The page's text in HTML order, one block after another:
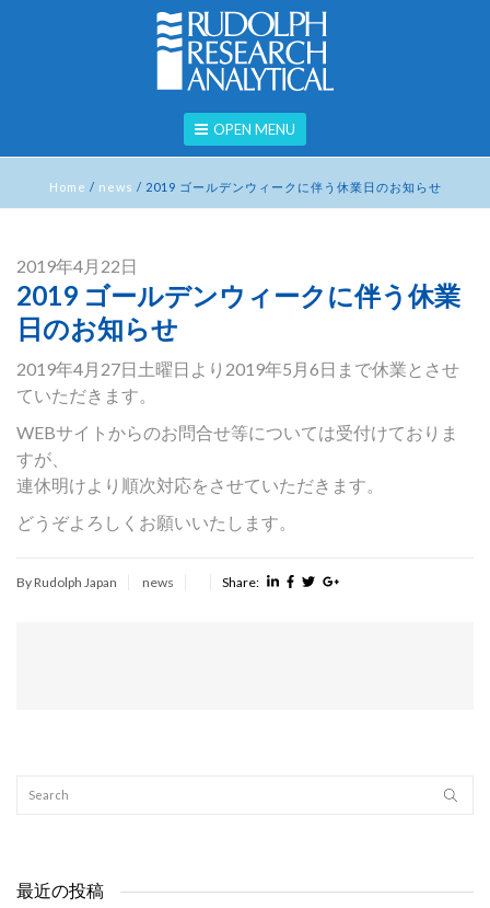
OPEN MENU
Home / news / 2019 ゴールデンウィークに伴う休業日のお知らせ
2019年4月22日
2019 ゴールデンウィークに伴う休業
日のお知らせ
2019年4月27日土曜日より2019年5月6日まで休業とさせ
ていただきます。
WEBサイトからのお問合せ等については受付けておりま
すが、
連休明けより順次対応をさせていただきます。
どうぞよろしくお願いいたします。
By Rudolph Japan news Share:
最近の投稿